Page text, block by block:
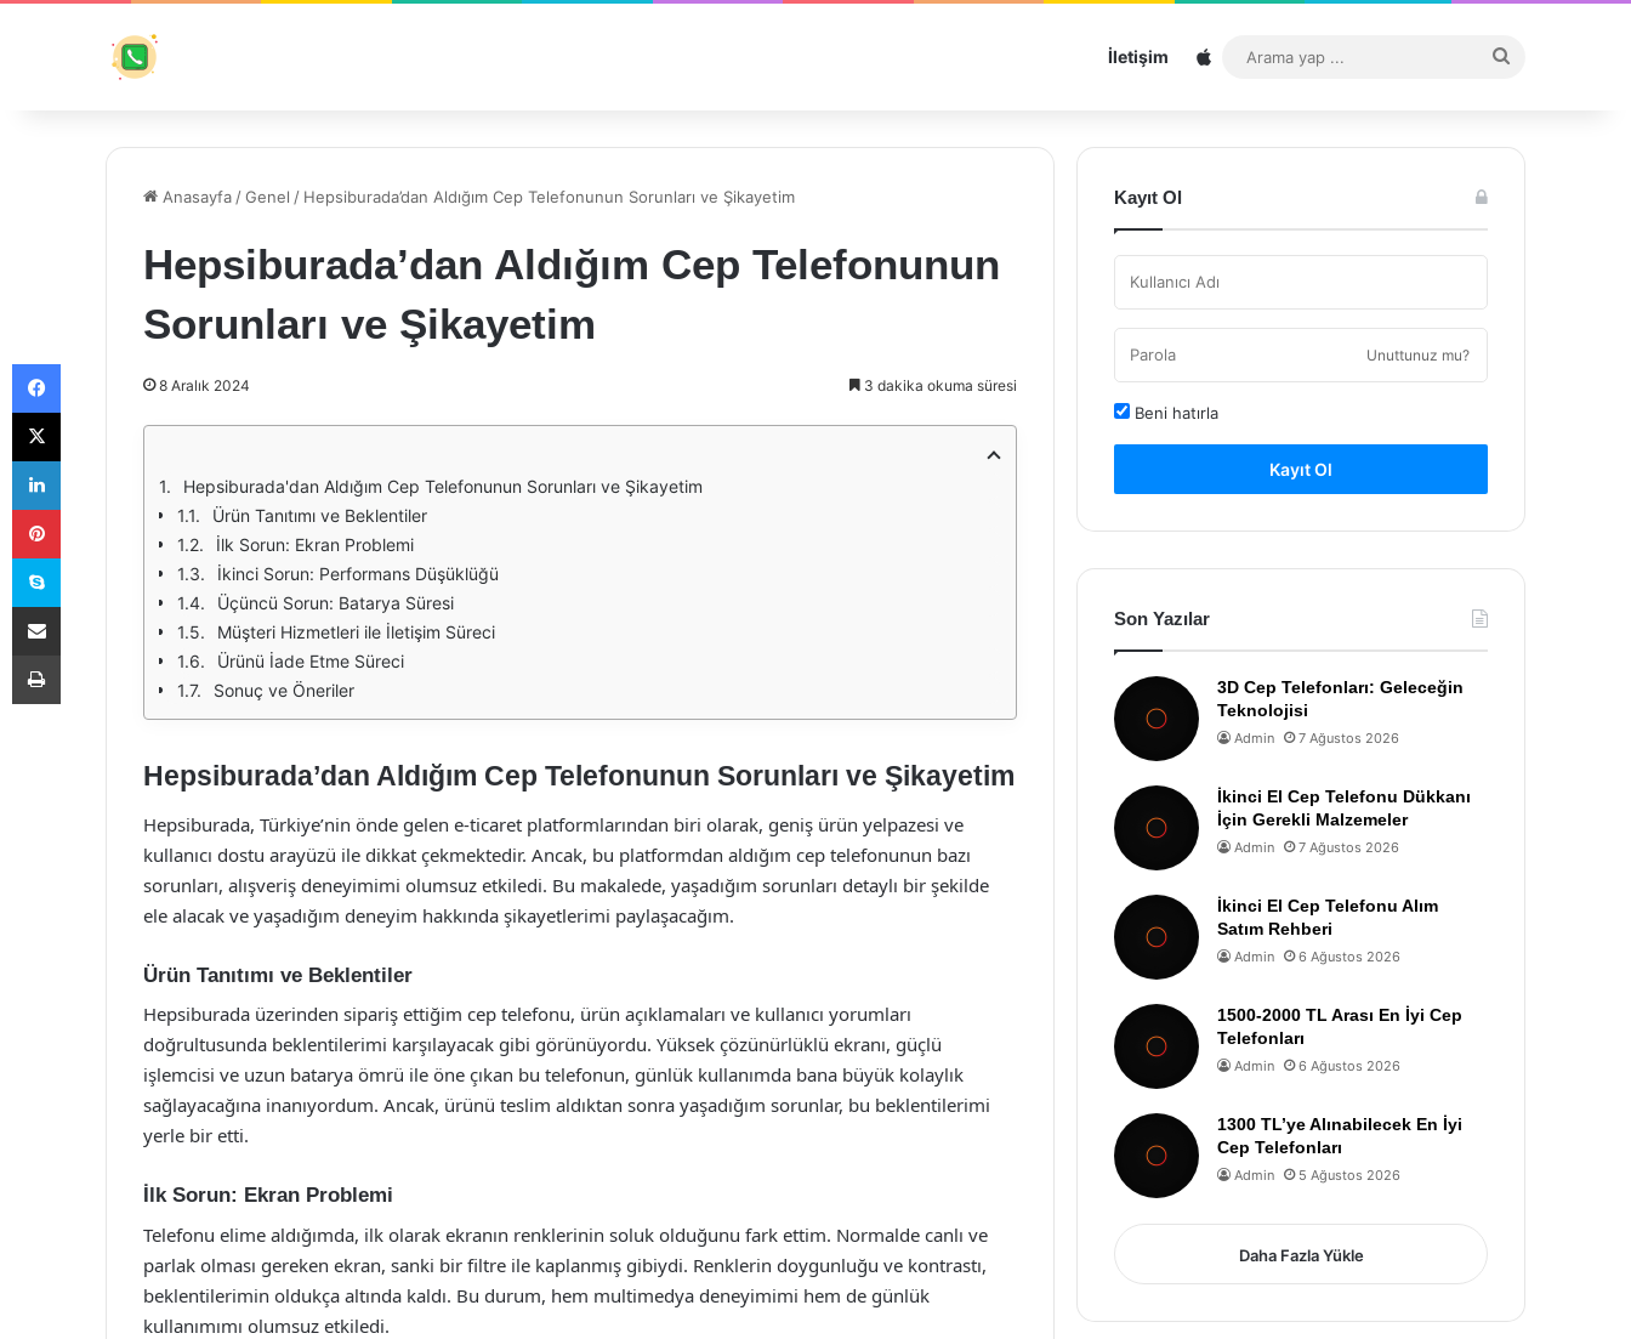
İletişim Sitemap
...
Anasayfa /Genel / Hepsiburada’dan Aldığım Cep Telefonunun Sorunları ve Şikayetim
Hepsiburada’dan Aldığım Cep Telefonunun
Sorunları ve Şikayetim
8 Aralık 2024 3 dakika okuma süresi
Hepsiburada'dan Aldığım Cep Telefonunun Sorunları ve Şikayetim
Ürün Tanıtımı ve Beklentiler
İlk Sorun: Ekran Problemi
İkinci Sorun: Performans Düşüklüğü
Üçüncü Sorun: Batarya Süresi
Müşteri Hizmetleri ile İletişim Süreci
Ürünü İade Etme Süreci
Sonuç ve Öneriler
Hepsiburada’dan Aldığım Cep Telefonunun Sorunları ve Şikayetim
Hepsiburada, Türkiye’nin önde gelen e-ticaret platformlarından biri olarak, geniş ürün yelpazesi ve
kullanıcı dostu arayüzü ile dikkat çekmektedir. Ancak, bu platformdan aldığım cep telefonunun bazı
sorunları, alışveriş deneyimimi olumsuz etkiledi. Bu makalede, yaşadığım sorunları detaylı bir şekilde
ele alacak ve yaşadığım deneyim hakkında şikayetlerimi paylaşacağım.
Ürün Tanıtımı ve Beklentiler
Hepsiburada üzerinden sipariş ettiğim cep telefonu, ürün açıklamaları ve kullanıcı yorumları
doğrultusunda beklentilerimi karşılayacak gibi görünüyordu. Yüksek çözünürlüklü ekranı, güçlü
işlemcisi ve uzun batarya ömrü ile öne çıkan bu telefonun, günlük kullanımda bana büyük kolaylık
sağlayacağına inanıyordum. Ancak, ürünü teslim aldıktan sonra yaşadığım sorunlar, bu beklentilerimi
yerle bir etti.
İlk Sorun: Ekran Problemi
Telefonu elime aldığımda, ilk olarak ekranın renklerinin soluk olduğunu fark ettim. Normalde canlı ve
parlak olması gereken ekran, sanki bir filtre ile kaplanmış gibiydi. Renklerin doygunluğu ve kontrastı,
beklentilerimin oldukça altında kaldı. Bu durum, hem multimedya deneyimimi hem de günlük
kullanımımı olumsuz etkiledi.
Kayıt Ol
Unuttunuz mu?
Beni hatırla
Kayıt Ol
Son Yazılar
3D Cep Telefonları: Geleceğin
Teknolojisi
Admin 7 Ağustos 2026
İkinci El Cep Telefonu Dükkanı
İçin Gerekli Malzemeler
Admin 7 Ağustos 2026
İkinci El Cep Telefonu Alım
Satım Rehberi
Admin 6 Ağustos 2026
1500-2000 TL Arası En İyi Cep
Telefonları
Admin 6 Ağustos 2026
1300 TL’ye Alınabilecek En İyi
Cep Telefonları
Admin 5 Ağustos 2026
Daha Fazla Yükle
Facebook
X
LinkedIn
Pinterest
Skype
E-Posta ile paylaş